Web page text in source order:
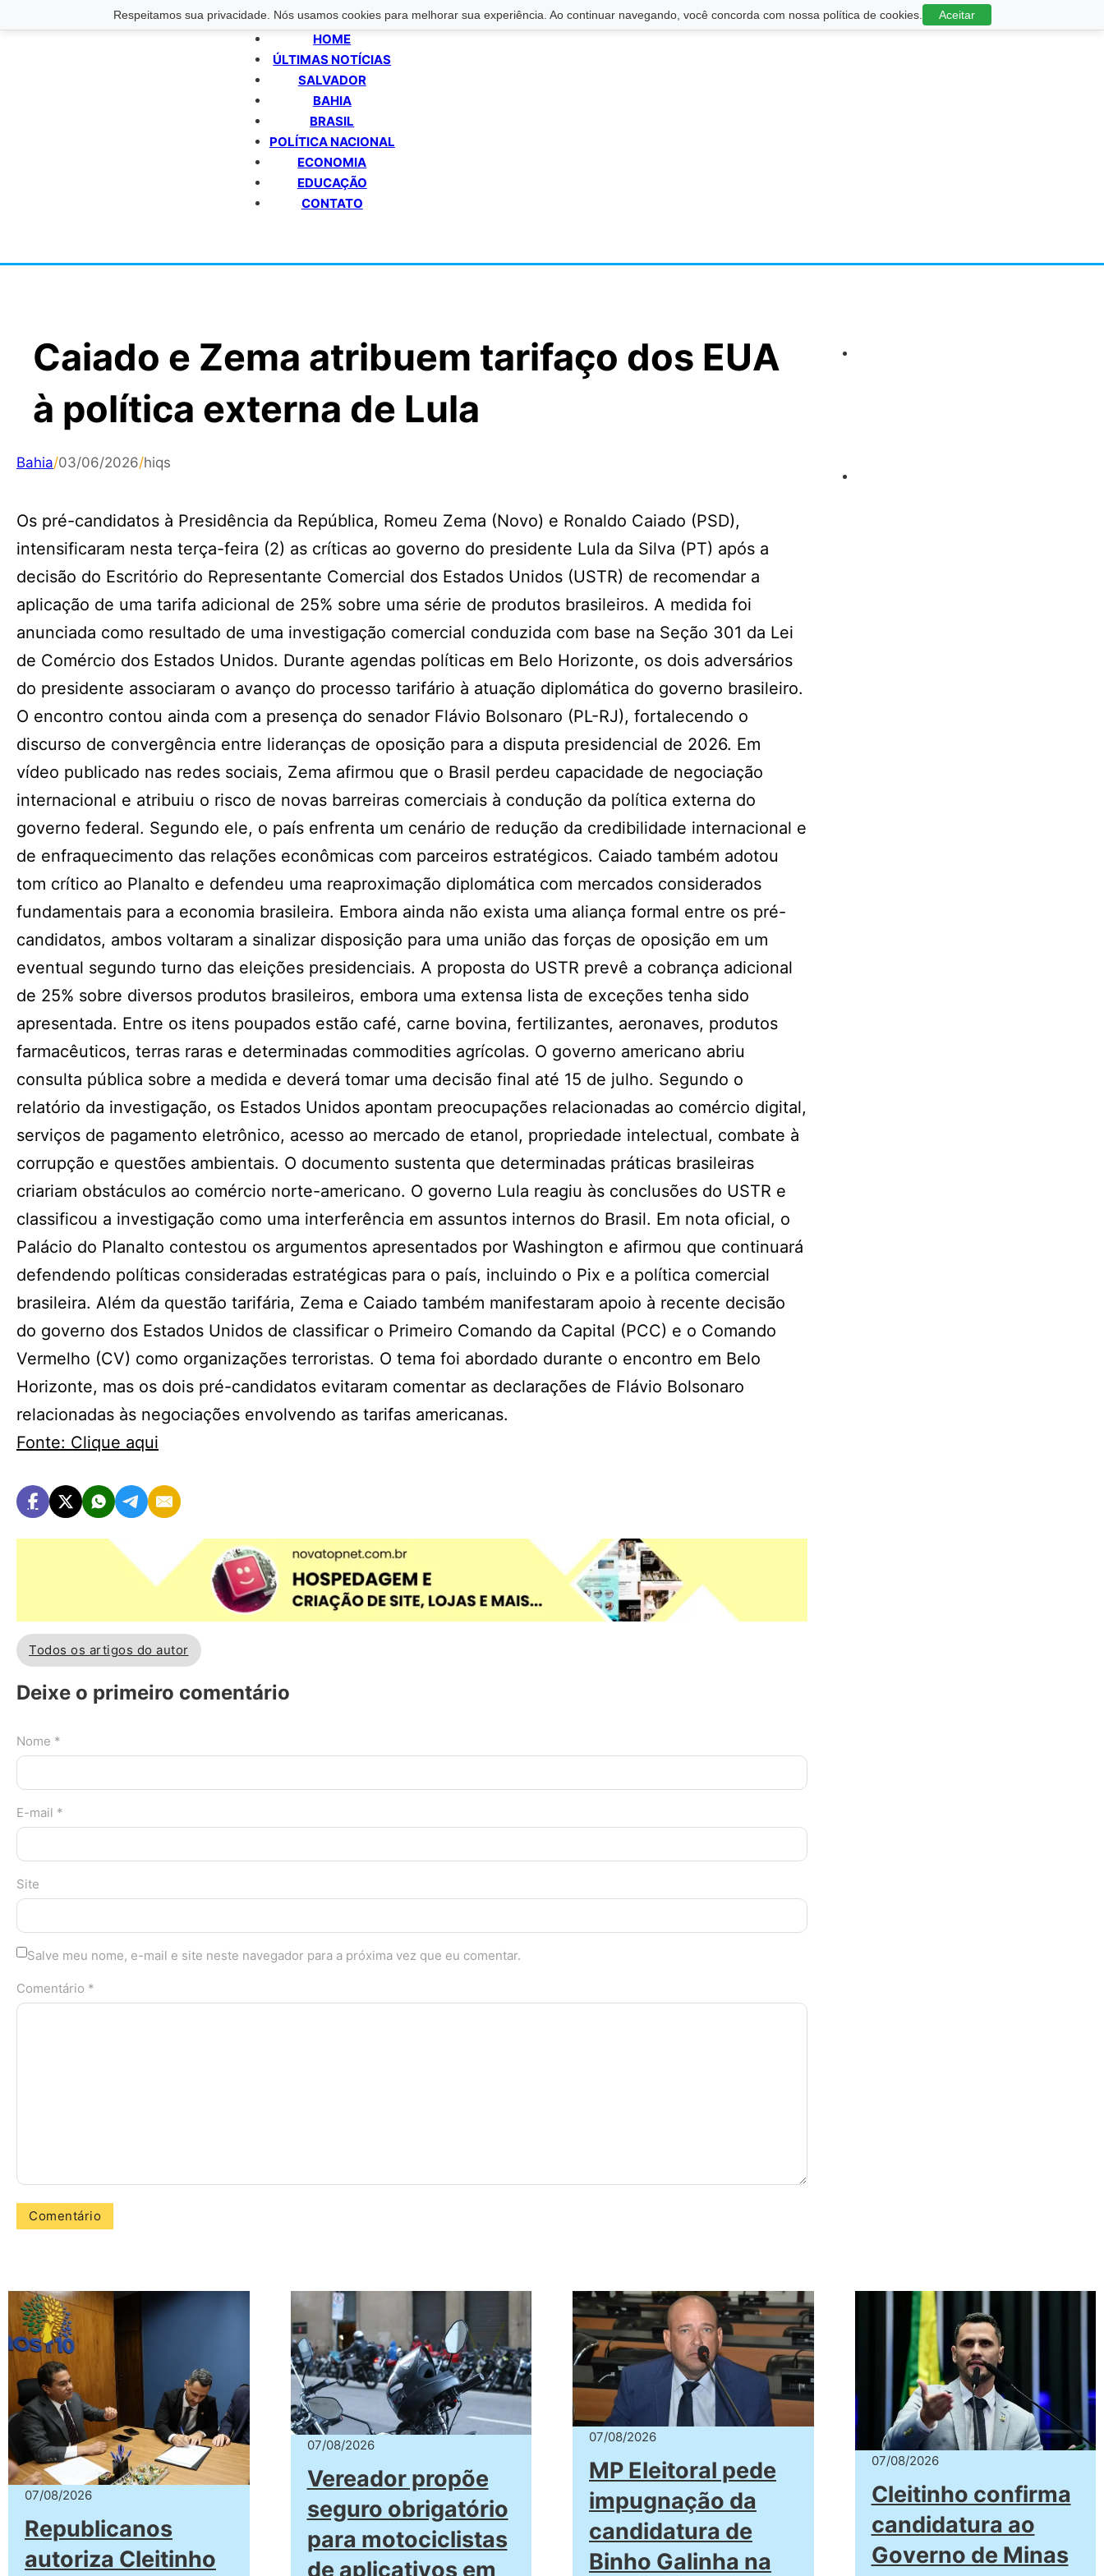
Respeitamos sua privacidade. Nós usamos cookies para melhorar sua experiência. Ao continuar navegando, você concorda com nossa política de cookies. Aceitar
HOME
ÚLTIMAS NOTÍCIAS
SALVADOR
BAHIA
BRASIL
POLÍTICA NACIONAL
ECONOMIA
EDUCAÇÃO
CONTATO
Caiado e Zema atribuem tarifaço dos EUA
à política externa de Lula
Bahia/03/06/2026/hiqs
Os pré-candidatos à Presidência da República, Romeu Zema (Novo) e Ronaldo Caiado (PSD),
intensificaram nesta terça-feira (2) as críticas ao governo do presidente Lula da Silva (PT) após a
decisão do Escritório do Representante Comercial dos Estados Unidos (USTR) de recomendar a
aplicação de uma tarifa adicional de 25% sobre uma série de produtos brasileiros. A medida foi
anunciada como resultado de uma investigação comercial conduzida com base na Seção 301 da Lei
de Comércio dos Estados Unidos. Durante agendas políticas em Belo Horizonte, os dois adversários
do presidente associaram o avanço do processo tarifário à atuação diplomática do governo brasileiro.
O encontro contou ainda com a presença do senador Flávio Bolsonaro (PL-RJ), fortalecendo o
discurso de convergência entre lideranças de oposição para a disputa presidencial de 2026. Em
vídeo publicado nas redes sociais, Zema afirmou que o Brasil perdeu capacidade de negociação
internacional e atribuiu o risco de novas barreiras comerciais à condução da política externa do
governo federal. Segundo ele, o país enfrenta um cenário de redução da credibilidade internacional e
de enfraquecimento das relações econômicas com parceiros estratégicos. Caiado também adotou
tom crítico ao Planalto e defendeu uma reaproximação diplomática com mercados considerados
fundamentais para a economia brasileira. Embora ainda não exista uma aliança formal entre os pré-
candidatos, ambos voltaram a sinalizar disposição para uma união das forças de oposição em um
eventual segundo turno das eleições presidenciais. A proposta do USTR prevê a cobrança adicional
de 25% sobre diversos produtos brasileiros, embora uma extensa lista de exceções tenha sido
apresentada. Entre os itens poupados estão café, carne bovina, fertilizantes, aeronaves, produtos
farmacêuticos, terras raras e determinadas commodities agrícolas. O governo americano abriu
consulta pública sobre a medida e deverá tomar uma decisão final até 15 de julho. Segundo o
relatório da investigação, os Estados Unidos apontam preocupações relacionadas ao comércio digital,
serviços de pagamento eletrônico, acesso ao mercado de etanol, propriedade intelectual, combate à
corrupção e questões ambientais. O documento sustenta que determinadas práticas brasileiras
criariam obstáculos ao comércio norte-americano. O governo Lula reagiu às conclusões do USTR e
classificou a investigação como uma interferência em assuntos internos do Brasil. Em nota oficial, o
Palácio do Planalto contestou os argumentos apresentados por Washington e afirmou que continuará
defendendo políticas consideradas estratégicas para o país, incluindo o Pix e a política comercial
brasileira. Além da questão tarifária, Zema e Caiado também manifestaram apoio à recente decisão
do governo dos Estados Unidos de classificar o Primeiro Comando da Capital (PCC) e o Comando
Vermelho (CV) como organizações terroristas. O tema foi abordado durante o encontro em Belo
Horizonte, mas os dois pré-candidatos evitaram comentar as declarações de Flávio Bolsonaro
relacionadas às negociações envolvendo as tarifas americanas.
Fonte: Clique aqui
Todos os artigos do autor
Deixe o primeiro comentário
Nome *
E-mail *
Site
Salve meu nome, e-mail e site neste navegador para a próxima vez que eu comentar.
Comentário *
07/08/2026
Republicanos
autoriza Cleitinho
07/08/2026
Vereador propõe
seguro obrigatório
para motociclistas
de aplicativos em
07/08/2026
MP Eleitoral pede
impugnação da
candidatura de
Binho Galinha na
07/08/2026
Cleitinho confirma
candidatura ao
Governo de Minas